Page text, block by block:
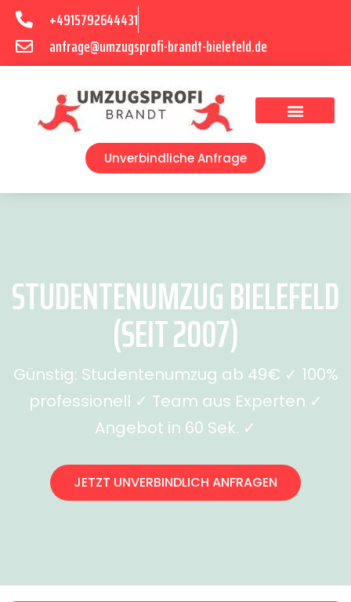
+4915792644431
anfrage@umzugsprofi-brandt-bielefeld.de
Unverbindliche Anfrage
STUDENTENUMZUG BIELEFELD
(SEIT 2007)
Günstig: Studentenumzug ab 49€ ✓ 100%
professionell ✓ Team aus Experten ✓
Angebot in 60 Sek. ✓
JETZT UNVERBINDLICH ANFRAGEN